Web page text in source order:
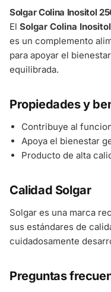
Solgar Colina Inositol
El Solgar Colina
es un complemento
para apoyar el
equilibrada.
Propiedades y
Contribuye al
Apoya el bienestar
Producto de alta
Calidad Solgar
Solgar es una marca
sus estándares de
cuidadosamente
Preguntas